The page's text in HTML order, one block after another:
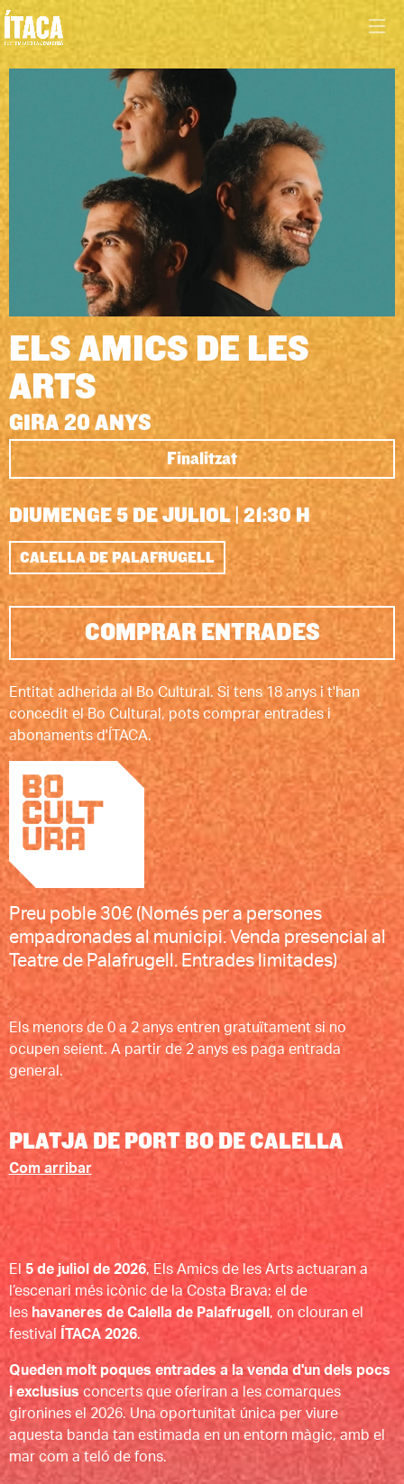
Diapositiva 1 de 1
ELS AMICS DE LES
ARTS
GIRA 20 ANYS
Finalitzat
DIUMENGE 5 DE JULIOL|21:30 H
CALELLA DE PALAFRUGELL
COMPRAR ENTRADES
Entitat adherida al Bo Cultural. Si tens 18 anys i t'han
concedit el Bo Cultural, pots comprar entrades i
abonaments d'ÍTACA.
Preu poble 30€ (Només per a persones
empadronades al municipi. Venda presencial al
Teatre de Palafrugell. Entrades limitades)
Els menors de 0 a 2 anys entren gratuïtament si no
ocupen seient. A partir de 2 anys es paga entrada
general.
PLATJA DE PORT BO DE CALELLA
Com arribar
El 5 de juliol de 2026, Els Amics de les Arts actuaran a
l’escenari més icònic de la Costa Brava: el de
les havaneres de Calella de Palafrugell , on clouran el
festival
ÍTACA 2026.
Queden molt poques entrades a la venda d'un dels pocs
i exclusius concerts que oferiran a les comarques
gironines el 2026. Una oportunitat única per viure
aquesta banda tan estimada en un entorn màgic, amb el
mar com a teló de fons.